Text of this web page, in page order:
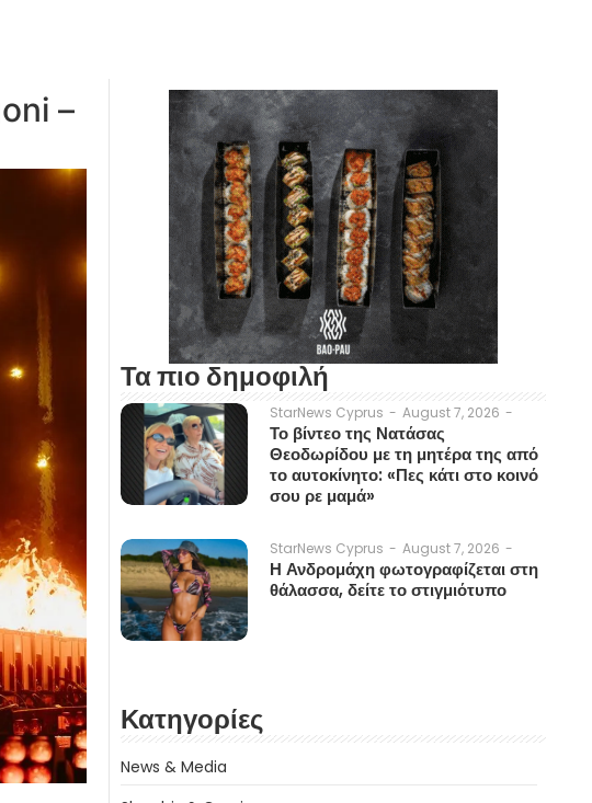
–
Τα πιο δημοφιλή
StarNews Cyprus - August 7, 2026 -
Το βίντεο της Νατάσας
Θεοδωρίδου με τη μητέρα της από
το αυτοκίνητο: «Πες κάτι στο κοινό
σου ρε μαμά»
StarNews Cyprus - August 7, 2026 -
Η Ανδρομάχη φωτογραφίζεται στη
θάλασσα, δείτε το στιγμιότυπο
Κατηγορίες
News & Media